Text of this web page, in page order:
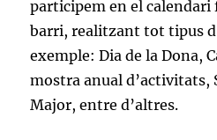
participem en el
barri, realitzant tot tipus
exemple: Dia de la Dona,
mostra anual d’activitats,
Major, entre d’altres.